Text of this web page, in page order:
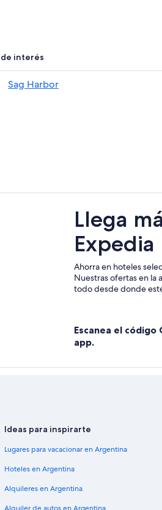
interés
Sag Harbor
Llega
Expedia
Ahorra en hoteles
Nuestras ofertas en la
todo desde donde
Escanea el
app.
Ideas para inspirarte
Lugares para vacacionar en Argentina
Hoteles en Argentina
Alquileres en Argentina